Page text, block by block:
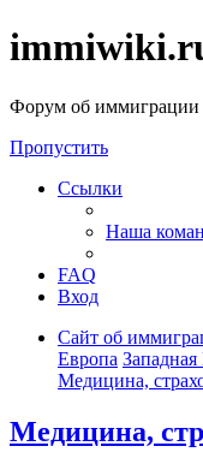
Форум об иммиграции
Пропустить
Ссылки
Наша
FAQ
Вход
Сайт об
Европа
Медицина,
Медицина,